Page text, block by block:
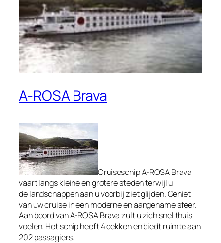
A-ROSA Brava
Cruiseschip A-ROSA Brava
vaart langs kleine en grotere steden terwijl u
de landschappen aan u voorbij ziet glijden. Geniet
van uw cruise in een moderne en aangename sfeer.
Aan boord van A-ROSA Brava zult u zich snel thuis
voelen. Het schip heeft 4 dekken en biedt ruimte aan
202 passagiers.